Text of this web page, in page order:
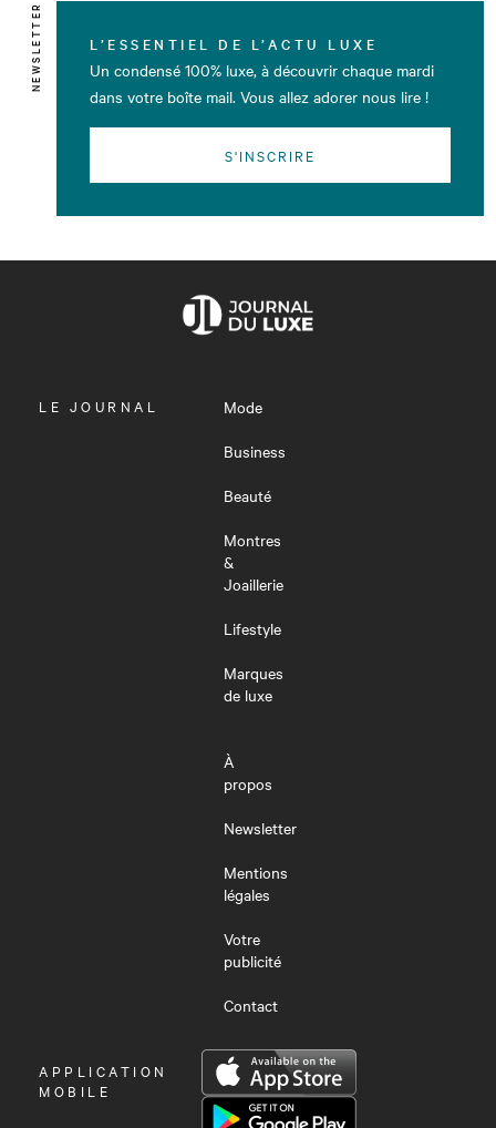
NEWSLETTER L’ESSENTIEL DE L’ACTU LUXE
Un condensé 100% luxe, à découvrir chaque mardi
dans votre boîte mail. Vous allez adorer nous lire !
S'INSCRIRE
OUVRIR
LE JOURNAL
Mode
Business
Beauté
Montres
&
Joaillerie
Lifestyle
Marques
de luxe
À
propos
Newsletter
Mentions
légales
Votre
publicité
Contact
OUVRIR
LE
APPLICATION
MOBILE